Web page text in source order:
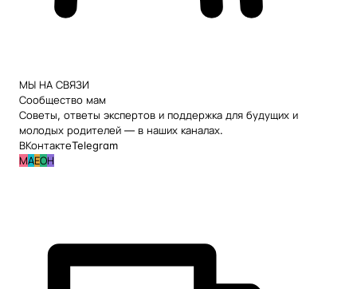
МЫ НА СВЯЗИ
Сообщество мам
Советы, ответы экспертов и поддержка для будущих и
молодых родителей — в наших каналах.
ВКонтактеTelegram
МАЕОН